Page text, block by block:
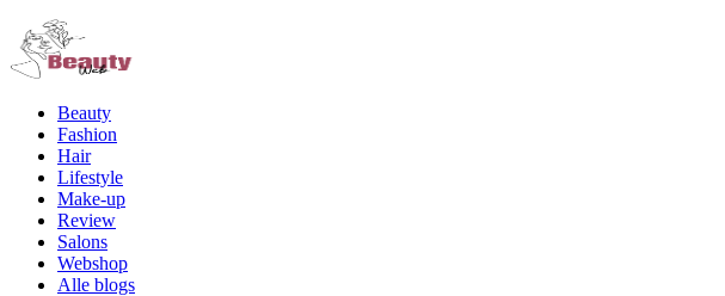
Beauty
Fashion
Hair
Lifestyle
Make-up
Review
Salons
Webshop
Alle blogs